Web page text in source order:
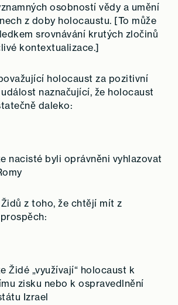
osobností vědy a umění
z doby holocaustu. [To může
srovnávání krutých zločinů
kontextualizace.]
holocaust za pozitivní
naznačující, že holocaust
daleko:
nacisté byli oprávněni vyhlazovat
z toho, že chtějí mít z
Židé „využívají“ holocaust k
zisku nebo k ospravedlnění
Izrael